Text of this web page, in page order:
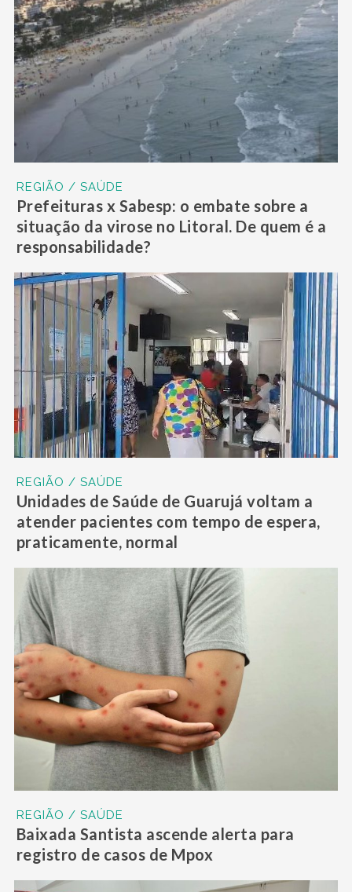
REGIÃO / SAÚDE
Prefeituras x Sabesp: o embate sobre a
situação da virose no Litoral. De quem é a
responsabilidade?
REGIÃO / SAÚDE
Unidades de Saúde de Guarujá voltam a
atender pacientes com tempo de espera,
praticamente, normal
REGIÃO / SAÚDE
Baixada Santista ascende alerta para
registro de casos de Mpox